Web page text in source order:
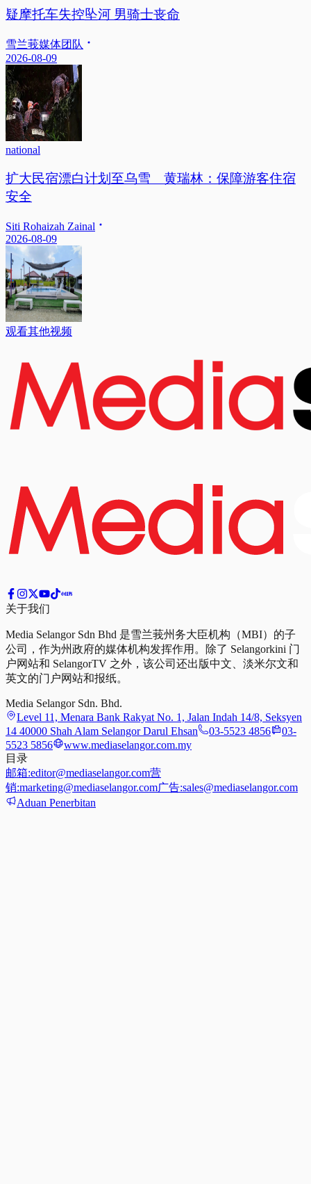
疑摩托车失控坠河 男骑士丧命
雪兰莪媒体团队
2026-08-09
national
扩大民宿漂白计划至乌雪 黄瑞林：保障游客住宿
安全
Siti Rohaizah Zainal
2026-08-09
观看其他视频
关于我们
Media Selangor Sdn Bhd 是雪兰莪州务大臣机构（MBI）的子
公司，作为州政府的媒体机构发挥作用。除了 Selangorkini 门
户网站和 SelangorTV 之外，该公司还出版中文、淡米尔文和
英文的门户网站和报纸。
Media Selangor Sdn. Bhd.
Level 11, Menara Bank Rakyat No. 1, Jalan Indah 14/8, Seksyen
14 40000 Shah Alam Selangor Darul Ehsan
03-5523 4856
03-
5523 5856
www.mediaselangor.com.my
目录
邮箱:editor@mediaselangor.com营
销:marketing@mediaselangor.com广告:sales@mediaselangor.com
Aduan Penerbitan